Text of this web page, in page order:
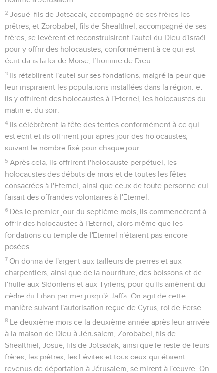
2 Josué, fils de Jotsadak, accompagné de ses frères les
prêtres, et Zorobabel, fils de Shealthiel, accompagné de ses
frères, se levèrent et reconstruisirent l'autel du Dieu d'Israël
pour y offrir des holocaustes, conformément à ce qui est
écrit dans la loi de Moïse, l’homme de Dieu.
3 Ils rétablirent l'autel sur ses fondations, malgré la peur que
leur inspiraient les populations installées dans la région, et
ils y offrirent des holocaustes à l'Eternel, les holocaustes du
matin et du soir.
4 Ils célébrèrent la fête des tentes conformément à ce qui
est écrit et ils offrirent jour après jour des holocaustes,
suivant le nombre fixé pour chaque jour.
5 Après cela, ils offrirent l'holocauste perpétuel, les
holocaustes des débuts de mois et de toutes les fêtes
consacrées à l'Eternel, ainsi que ceux de toute personne qui
faisait des offrandes volontaires à l'Eternel.
6 Dès le premier jour du septième mois, ils commencèrent à
offrir des holocaustes à l'Eternel, alors même que les
fondations du temple de l'Eternel n'étaient pas encore
posées.
7 On donna de l'argent aux tailleurs de pierres et aux
charpentiers, ainsi que de la nourriture, des boissons et de
l'huile aux Sidoniens et aux Tyriens, pour qu'ils amènent du
cèdre du Liban par mer jusqu'à Jaffa. On agit de cette
manière suivant l'autorisation reçue de Cyrus, roi de Perse.
8 Le deuxième mois de la deuxième année après leur arrivée
à la maison de Dieu à Jérusalem, Zorobabel, fils de
Shealthiel, Josué, fils de Jotsadak, ainsi que le reste de leurs
frères, les prêtres, les Lévites et tous ceux qui étaient
revenus de déportation à Jérusalem, se mirent à l'œuvre. On